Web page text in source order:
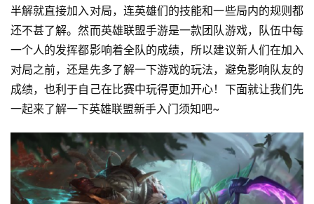
半解就直接加入对局，连英雄们的技能和一些局内的规则都
还不甚了解。然而英雄联盟手游是一款团队游戏，队伍中每
一个人的发挥都影响着全队的成绩，所以建议新人们在加入
对局之前，还是先多了解一下游戏的玩法，避免影响队友的
成绩，也利于自己在比赛中玩得更加开心！下面就让我们先
一起来了解一下英雄联盟新手入门须知吧~